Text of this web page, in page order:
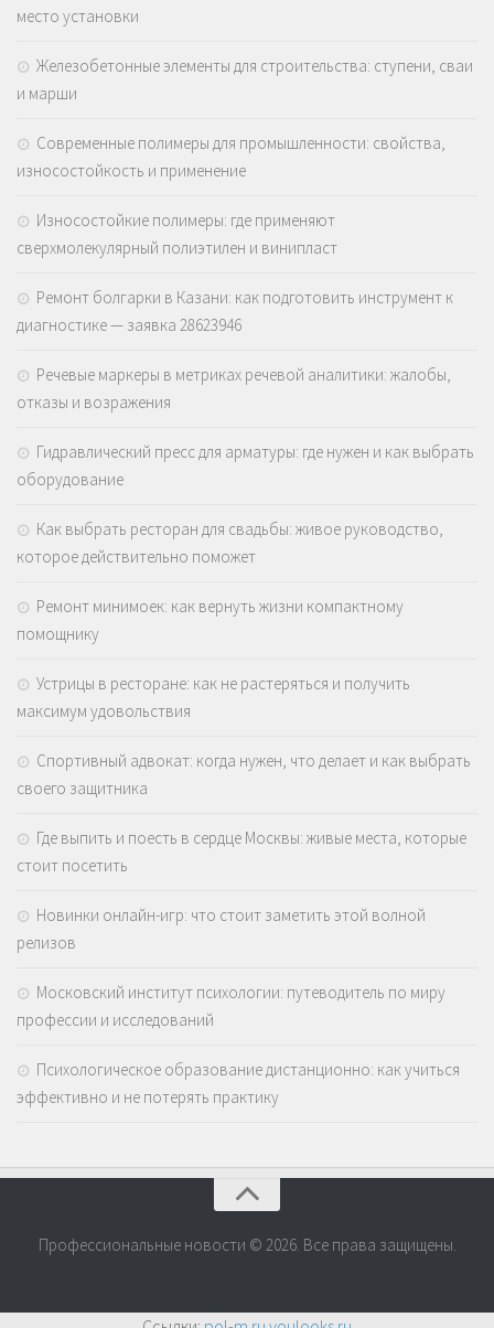
место установки
Железобетонные элементы для строительства: ступени, сваи
и марши
Современные полимеры для промышленности: свойства,
износостойкость и применение
Износостойкие полимеры: где применяют
сверхмолекулярный полиэтилен и винипласт
Ремонт болгарки в Казани: как подготовить инструмент к
диагностике — заявка 28623946
Речевые маркеры в метриках речевой аналитики: жалобы,
отказы и возражения
Гидравлический пресс для арматуры: где нужен и как выбрать
оборудование
Как выбрать ресторан для свадьбы: живое руководство,
которое действительно поможет
Ремонт минимоек: как вернуть жизни компактному
помощнику
Устрицы в ресторане: как не растеряться и получить
максимум удовольствия
Спортивный адвокат: когда нужен, что делает и как выбрать
своего защитника
Где выпить и поесть в сердце Москвы: живые места, которые
стоит посетить
Новинки онлайн-игр: что стоит заметить этой волной
релизов
Московский институт психологии: путеводитель по миру
профессии и исследований
Психологическое образование дистанционно: как учиться
эффективно и не потерять практику
Профессиональные новости © 2026. Все права защищены.